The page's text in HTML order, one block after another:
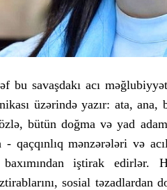
bu savaşdakı acı
üzərində yazır: ata, ana,
bütün doğma və yad
- qaçqınlıq mənzərələri və
iştirak edirlər.
sosial təzadlardan